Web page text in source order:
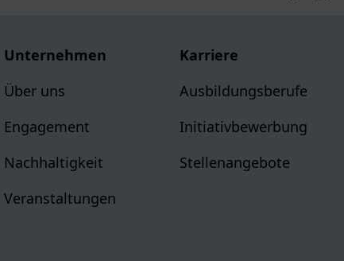
Unternehmen
Über uns
Engagement
Nachhaltigkeit
Veranstaltungen
Karriere
Ausbildungsberufe
Initiativbewerbung
Stellenangebote